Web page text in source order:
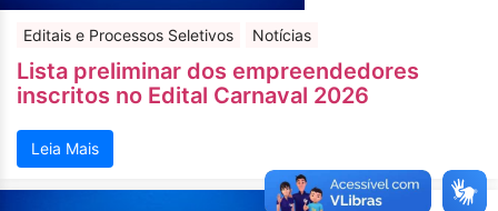
Editais e Processos Seletivos Notícias
Lista preliminar dos empreendedores
inscritos no Edital Carnaval 2026
Leia Mais